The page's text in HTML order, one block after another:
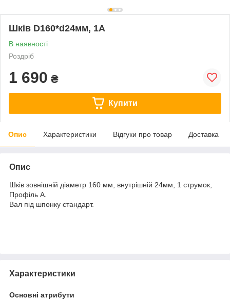
Шків D160*d24мм, 1А
В наявності
Роздріб
1 690 ₴
Купити
Опис Характеристики Відгуки про товар Доставка
Опис
Шків зовнішній діаметр 160 мм, внутрішній 24мм, 1 струмок,
Профіль А.
Вал під шпонку стандарт.
Характеристики
Основні атрибути